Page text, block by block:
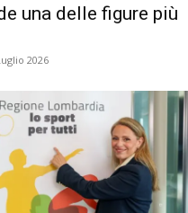
una delle figure più
2026